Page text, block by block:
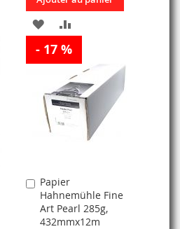
AJOUTER
À
LISTE
D’ENVIE
AU
COMPARATEUR
- 17 %
Papier
Hahnemühle Fine
Art Pearl 285g,
432mmx12m
Ajouter
au
panier